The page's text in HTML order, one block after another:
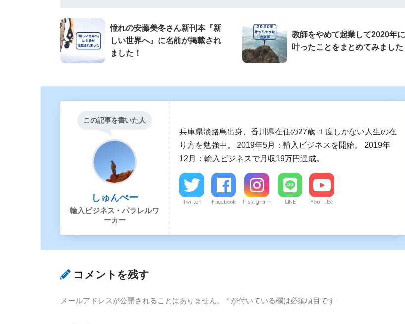
憧れの安藤美冬さん新刊本『新
しい世界へ』に名前が掲載され
ました！
教師をやめて起業して2020年に
叶ったことをまとめてみました
この記事を書いた人
しゅんぺー
輸入ビジネス・パラレルワ
ーカー
兵庫県淡路島出身、香川県在住の27歳 １度しかない人生の在
り方を勉強中。 2019年5月：輸入ビジネスを開始。 2019年
12月：輸入ビジネスで月収19万円達成。
Twitter Facebook Instagram LINE YouTube
コメントを残す
メールアドレスが公開されることはありません。 * が付いている欄は必須項目です